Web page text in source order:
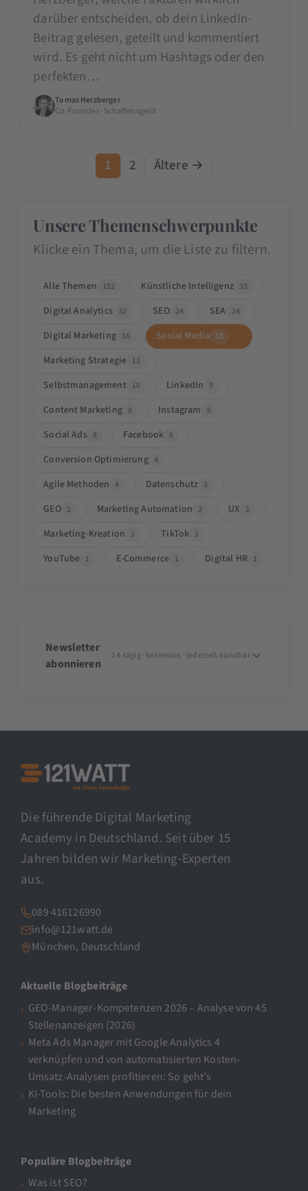
darüber entscheiden, ob dein LinkedIn-
Beitrag gelesen, geteilt und kommentiert
wird. Es geht nicht um Hashtags oder den
perfekten…
Tomas Herzberger
Co-Founder · Schaffensgeist
1 2 Ältere →
Unsere Themenschwerpunkte
Klicke ein Thema, um die Liste zu filtern.
Alle Themen 152 Künstliche Intelligenz 33
Digital Analytics 32 SEO 24 SEA 24
Digital Marketing 16 Social Media 13
Marketing Strategie 12
Selbstmanagement 10 LinkedIn 9
Content Marketing 8 Instagram 8
Social Ads 8 Facebook 6
Conversion Optimierung 4
Agile Methoden 4 Datenschutz 2
GEO 2 Marketing Automation 2 UX 2
Marketing-Kreation 1 TikTok 1
YouTube 1 E-Commerce 1 Digital HR 1
Newsletter
abonnieren
14-tägig · kostenlos · jederzeit kündbar
Die führende Digital Marketing
Academy in Deutschland. Seit über 15
Jahren bilden wir Marketing-Experten
aus.
089 416126990
info@121watt.de
München, Deutschland
Aktuelle Blogbeiträge
GEO-Manager-Kompetenzen 2026 – Analyse von 45
Stellenanzeigen (2026)
Meta Ads Manager mit Google Analytics 4
verknüpfen und von automatisierten Kosten-
Umsatz-Analysen profitieren: So geht’s
KI-Tools: Die besten Anwendungen für dein
Marketing
Populäre Blogbeiträge
Was ist SEO?